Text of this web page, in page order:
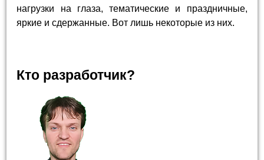
нагрузки на глаза, тематические и праздничные,
яркие и сдержанные. Вот лишь некоторые из них.
Кто разработчик?